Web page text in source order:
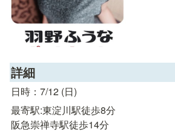
詳細
日時：7/12 (日)
最寄駅:東淀川駅徒歩8分
阪急崇禅寺駅徒歩14分